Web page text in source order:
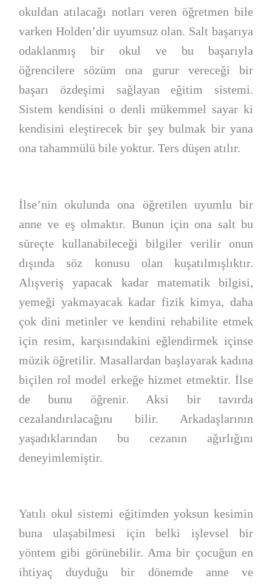
okuldan atılacağı notları veren öğretmen bile
varken Holden’dir uyumsuz olan. Salt başarıya
odaklanmış bir okul ve bu başarıyla
öğrencilere sözüm ona gurur vereceği bir
başarı özdeşimi sağlayan eğitim sistemi.
Sistem kendisini o denli mükemmel sayar ki
kendisini eleştirecek bir şey bulmak bir yana
ona tahammülü bile yoktur. Ters düşen atılır.
İlse’nin okulunda ona öğretilen uyumlu bir
anne ve eş olmaktır. Bunun için ona salt bu
süreçte kullanabileceği bilgiler verilir onun
dışında söz konusu olan kuşatılmışlıktır.
Alışveriş yapacak kadar matematik bilgisi,
yemeği yakmayacak kadar fizik kimya, daha
çok dini metinler ve kendini rehabilite etmek
için resim, karşısındakini eğlendirmek içinse
müzik öğretilir. Masallardan başlayarak kadına
biçilen rol model erkeğe hizmet etmektir. İlse
de bunu öğrenir. Aksi bir tavırda
cezalandırılacağını bilir. Arkadaşlarının
yaşadıklarından bu cezanın ağırlığını
deneyimlemiştir.
Yatılı okul sistemi eğitimden yoksun kesimin
buna ulaşabilmesi için belki işlevsel bir
yöntem gibi görünebilir. Ama bir çocuğun en
ihtiyaç duyduğu bir dönemde anne ve